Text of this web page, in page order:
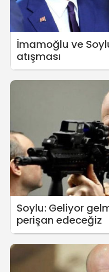
İmamoğlu ve
atışması
Soylu: Geliyor
perişan edeceğiz